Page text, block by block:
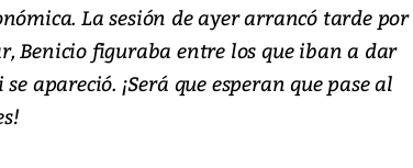
La sesión de ayer arrancó tarde por
Benicio figuraba entre los que iban a dar
apareció. ¡Será que esperan que pase al